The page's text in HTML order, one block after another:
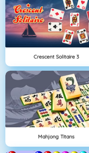
Crescent Solitaire 3
Mahjong Titans